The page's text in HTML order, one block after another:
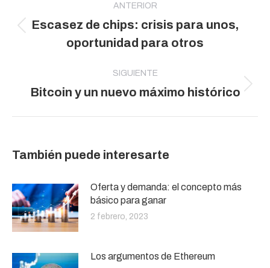
publicaciones
ANTERIOR
Publicación
anterior:
Escasez de chips: crisis para unos,
oportunidad para otros
SIGUIENTE
Publicación
Bitcoin y un nuevo máximo histórico
También puede interesarte
Oferta y demanda: el concepto más
básico para ganar
2 febrero, 2023
Los argumentos de Ethereum